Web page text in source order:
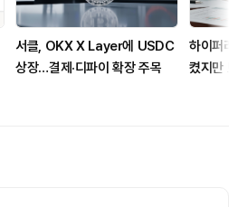
서클, OKX X Layer에 USDC
상장…결제·디파이 확장 주목
하이퍼
켰지만